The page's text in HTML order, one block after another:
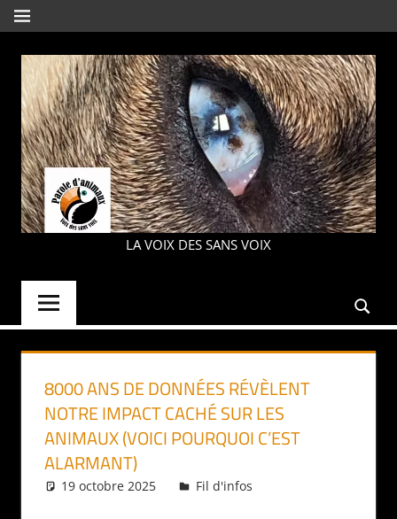
Aller
au
contenu
MENU
PAROLE
LA VOIX DES SANS VOIX
8000 ANS DE DONNÉES RÉVÈLENT
NOTRE IMPACT CACHÉ SUR LES
ANIMAUX (VOICI POURQUOI C’EST
ALARMANT)
19 octobre 2025 Daniel
Fil d'infos